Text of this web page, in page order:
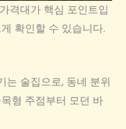
격대가 핵심 포인트입
확인할 수 있습니다.
는 술집으로, 동네 분위
형 주점부터 모던 바